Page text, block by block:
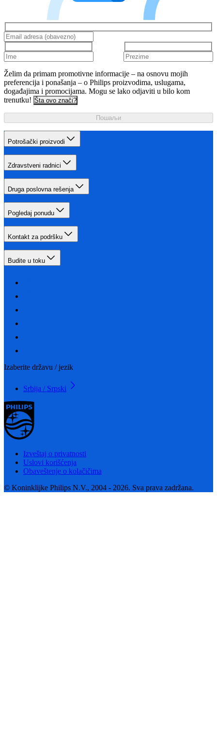
Želim da primam promotivne informacije – na osnovu mojih
preferencija i ponašanja – o Philips proizvodima, uslugama,
događajima i promocijama. Mogu se lako odjaviti u bilo kom
trenutku! Šta ovo znači?
Пошаљи
Potrošački proizvodi
Zdravstveni radnici
Druga poslovna rešenja
Pogledaj ponudu
Kontakt za podršku
Budite u toku
Izaberite državu / jezik
Srbija / Srpski
Izveštaj o privatnosti
Uslovi korišćenja
Obaveštenje o kolačičima
© Koninklijke Philips N.V., 2004 - 2026. Sva prava zadržana.